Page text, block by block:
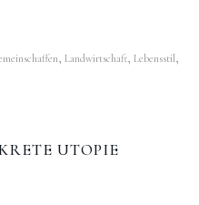
, Landwirtschaft, Lebensstil ,
UTOPIE